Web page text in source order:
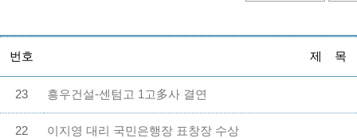
번호 제 목
23 흥우건설-센텀고 1고多사 결연
22 이지영 대리 국민은행장 표창장 수상